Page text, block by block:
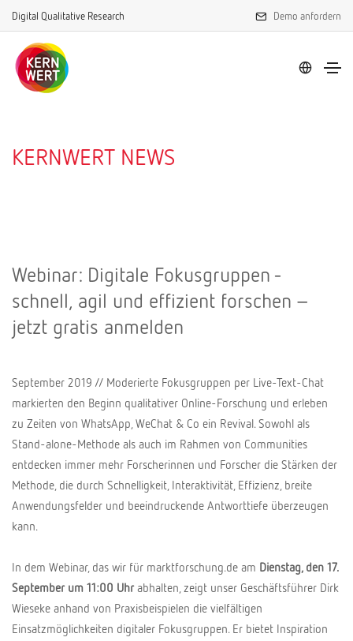
Digital Qualitative Research Demo anfordern
KERNWERT NEWS
Webinar: Digitale Fokusgruppen -
schnell, agil und effizient forschen –
jetzt gratis anmelden
September 2019 // Moderierte Fokusgruppen per Live-Text-Chat
markierten den Beginn qualitativer Online-Forschung und erleben
zu Zeiten von WhatsApp, WeChat & Co ein Revival. Sowohl als
Stand-alone-Methode als auch im Rahmen von Communities
entdecken immer mehr Forscherinnen und Forscher die Stärken der
Methode, die durch Schnelligkeit, Interaktivität, Effizienz, breite
Anwendungsfelder und beeindruckende Antworttiefe überzeugen
kann.
In dem Webinar, das wir für marktforschung.de am Dienstag, den 17.
September um 11:00 Uhrabhalten, zeigt unser Geschäftsführer Dirk
Wieseke anhand von Praxisbeispielen die vielfältigen
Einsatzmöglichkeiten digitaler Fokusgruppen. Er bietet Inspiration